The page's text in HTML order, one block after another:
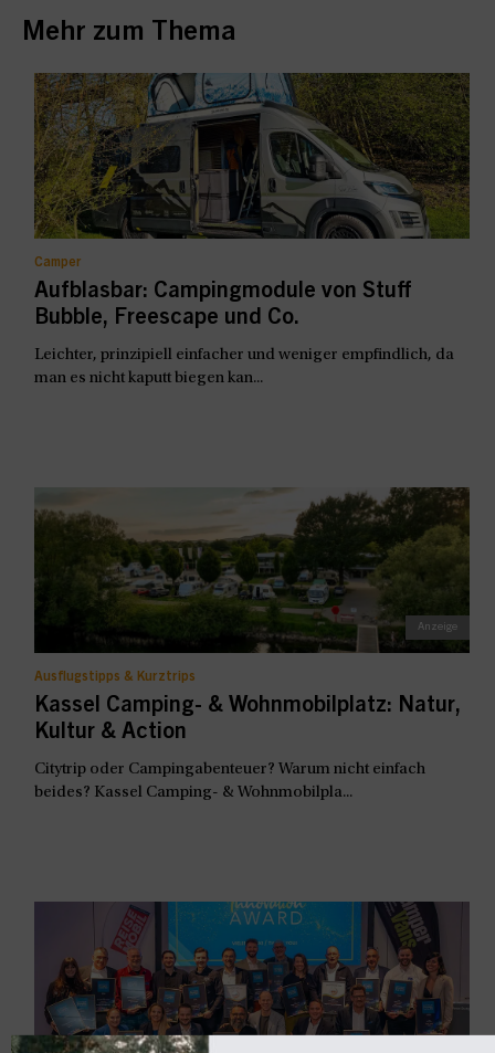
Mehr zum Thema
Camper
Aufblasbar: Campingmodule von Stuff
Bubble, Freescape und Co.
Leichter, prinzipiell einfacher und weniger empfindlich, da
man es nicht kaputt biegen kan...
Ausflugstipps & Kurztrips
Kassel Camping- & Wohnmobilplatz: Natur,
Kultur & Action
Citytrip oder Campingabenteuer? Warum nicht einfach
beides? Kassel Camping- & Wohnmobilpla...